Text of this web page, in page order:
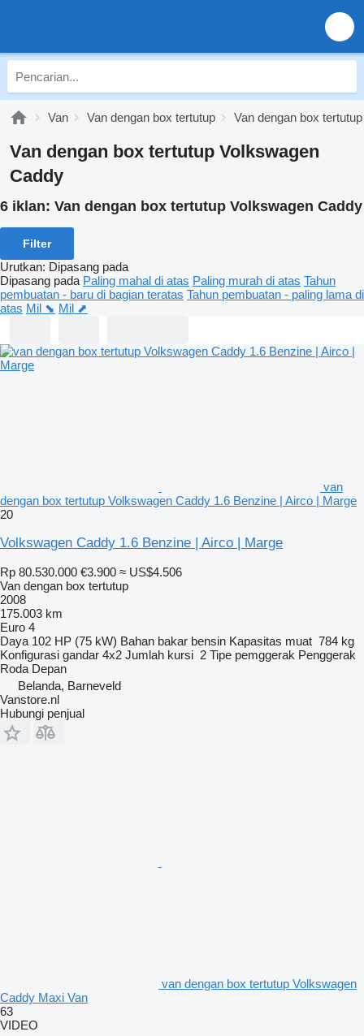
Van Van dengan box tertutup Van dengan box
Van dengan box tertutup Volkswagen
Caddy
6 iklan: Van dengan box tertutup Volkswagen Caddy
Filter
Urutkan: Dipasang pada
Dipasang pada Paling mahal di atas Paling murah di atas Tahun
pembuatan - baru di bagian teratas Tahun pembuatan - paling lama di
atas Mil ⬊ Mil ⬈
van
dengan box tertutup Volkswagen Caddy 1.6 Benzine | Airco | Marge
20
Volkswagen Caddy 1.6 Benzine | Airco | Marge
Rp 80.530.000 €3.900 ≈ US$4.506
Van dengan box tertutup
2008
175.003 km
Euro 4
Daya 102 HP (75 kW) Bahan bakar bensin Kapasitas muat 784 kg
Konfigurasi gandar 4x2 Jumlah kursi 2 Tipe pemggerak Penggerak
Roda Depan
Belanda, Barneveld
Vanstore.nl
Hubungi penjual
van dengan box tertutup Volkswagen
Caddy Maxi Van
63
VIDEO